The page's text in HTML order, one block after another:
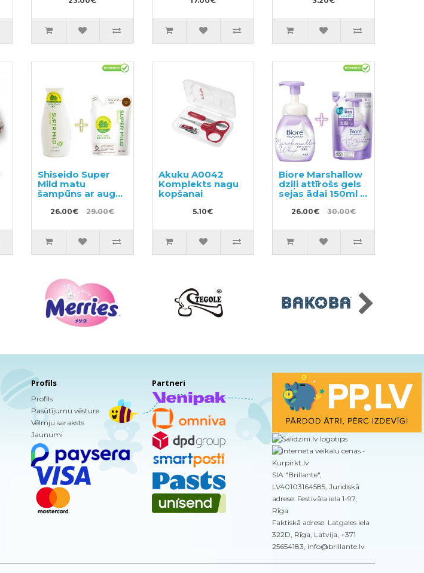
Shiseido Super
Mild matu
šampūns ar augu
pildviela 400ml
26.00€ 29.00€
Akuku A0042
Komplekts nagu
kopšanai
5.10€
Biore Marshallow
dziļi attīrošs gels
sejas ādai 150ml +
pildviela 130ml
26.00€ 30.00€
Profils
Profils
Pasūtījumu vēsture
Vēlmju saraksts
Jaunumi
Partneri
SIA "Brillante",
LV40103164585, Juridiskā
adrese: Festivāla iela 1-97,
Rīga
Faktiskā adrese: Latgales iela
322D, Rīga, Latvija, +371
25654183, info@brillante.lv